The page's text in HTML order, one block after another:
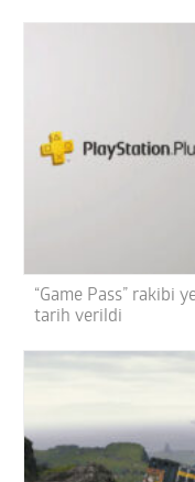
“Game Pass” rakibi
tarih verildi